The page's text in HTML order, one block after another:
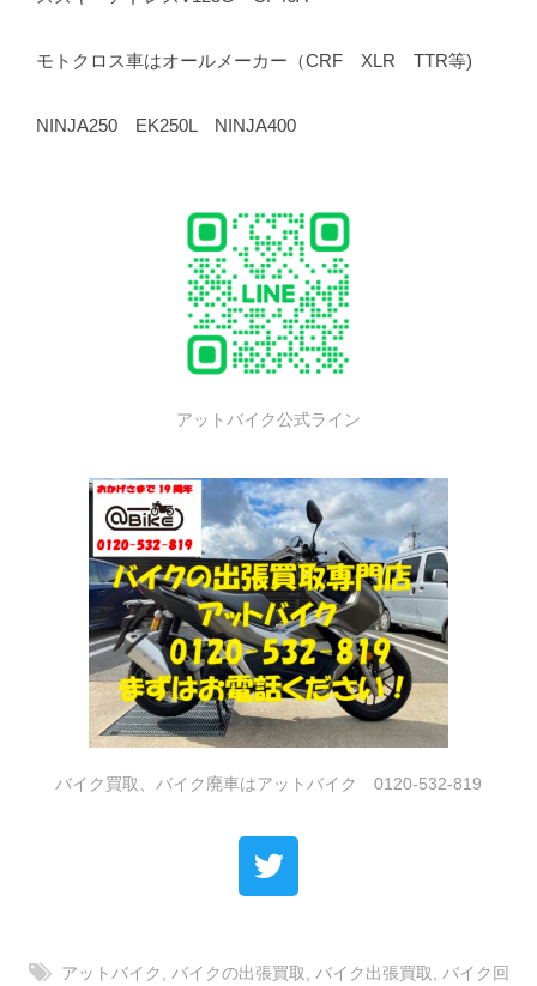
モトクロス車はオールメーカー（CRF XLR TTR等)
NINJA250 EK250L NINJA400
アットバイク公式ライン
バイク買取、バイク廃車はアットバイク 0120-532-819
アットバイク , バイクの出張買取 , バイク出張買取 , バイク回